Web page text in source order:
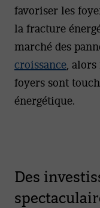
favoriser les
la fracture
marché des
croissance ,
foyers sont
énergétique.
Des